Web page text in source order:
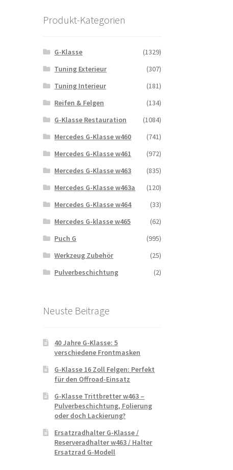
Produkt-Kategorien
G-Klasse
(1329)
Tuning Exterieur
(307)
Tuning Interieur
(181)
Reifen & Felgen
(134)
G-Klasse Restauration
(1084)
Mercedes G-Klasse w460
(741)
Mercedes G-Klasse w461
(972)
Mercedes G-Klasse w463
(835)
Mercedes G-Klasse w463a
(120)
Mercedes G-Klasse w464
(33)
Mercedes G-klasse w465
(62)
Puch G
(995)
Werkzeug Zubehör
(25)
Pulverbeschichtung
(2)
Neuste Beitrage
40 Jahre G-Klasse: 5
verschiedene Frontmasken
G-Klasse 16 Zoll Felgen: Perfekt
für den Offroad-Einsatz
G-Klasse Trittbretter w463 –
Pulverbeschichtung, Folierung
oder doch Lackierung?
Ersatzradhalter G-Klasse /
Reserveradhalter w463 / Halter
Ersatzrad G-Modell